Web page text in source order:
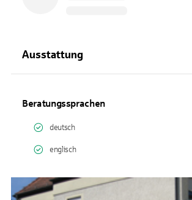
Ausstattung
Beratungssprachen
deutsch
englisch